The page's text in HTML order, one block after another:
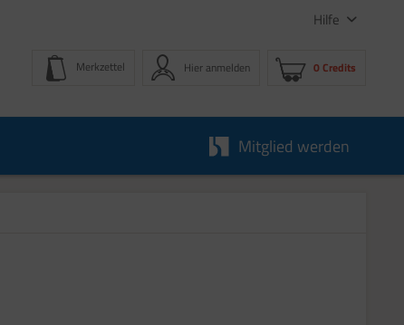
Hilfe
Merkzettel Hier anmelden 0 Credits
Mitglied werden